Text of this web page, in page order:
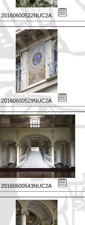
20160600522NUC2A
20160600529NUC2A
20160600543NUC2A